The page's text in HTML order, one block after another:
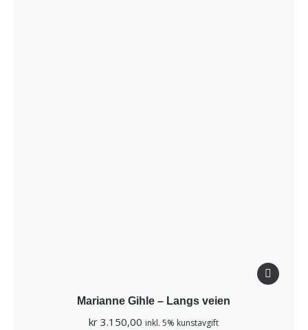
Marianne Gihle – Langs veien
kr 3.150,00 inkl. 5% kunstavgift